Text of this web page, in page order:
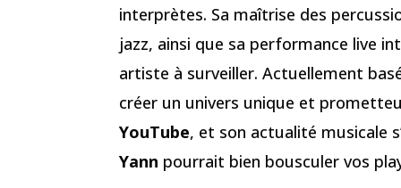
interprètes. Sa maîtrise des
jazz, ainsi que sa performance live
artiste à surveiller. Actuellement
créer un univers unique et
YouTube, et son actualité musicale
Yann pourrait bien bousculer vos